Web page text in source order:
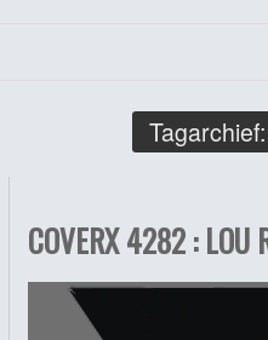
Tagarchief:
COVERX 4282 : LOU